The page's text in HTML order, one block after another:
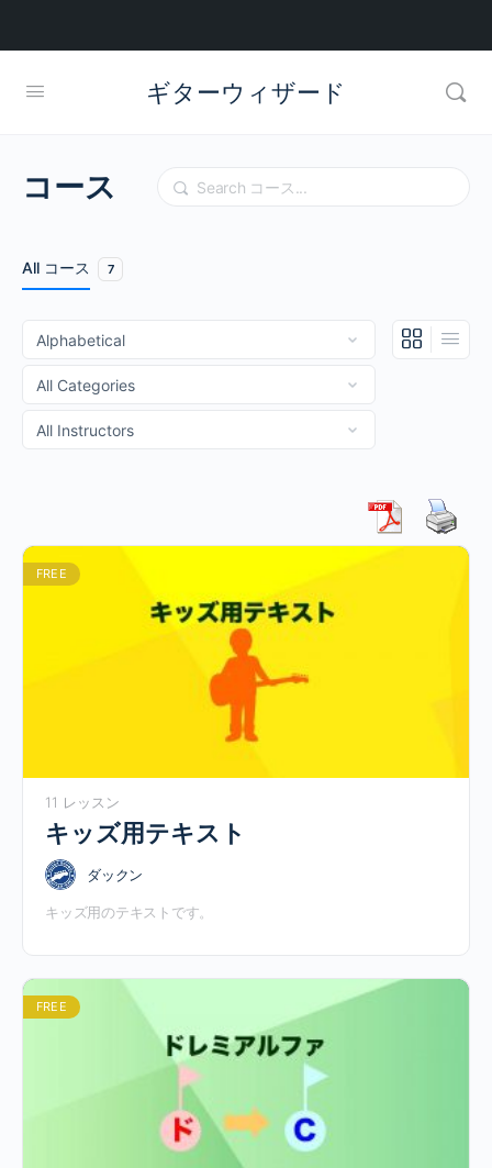
ギターウィザード
コース Search
All コース 7
FREE
11 レッスン
キッズ用テキスト
ダックン
キッズ用のテキストです。
FREE